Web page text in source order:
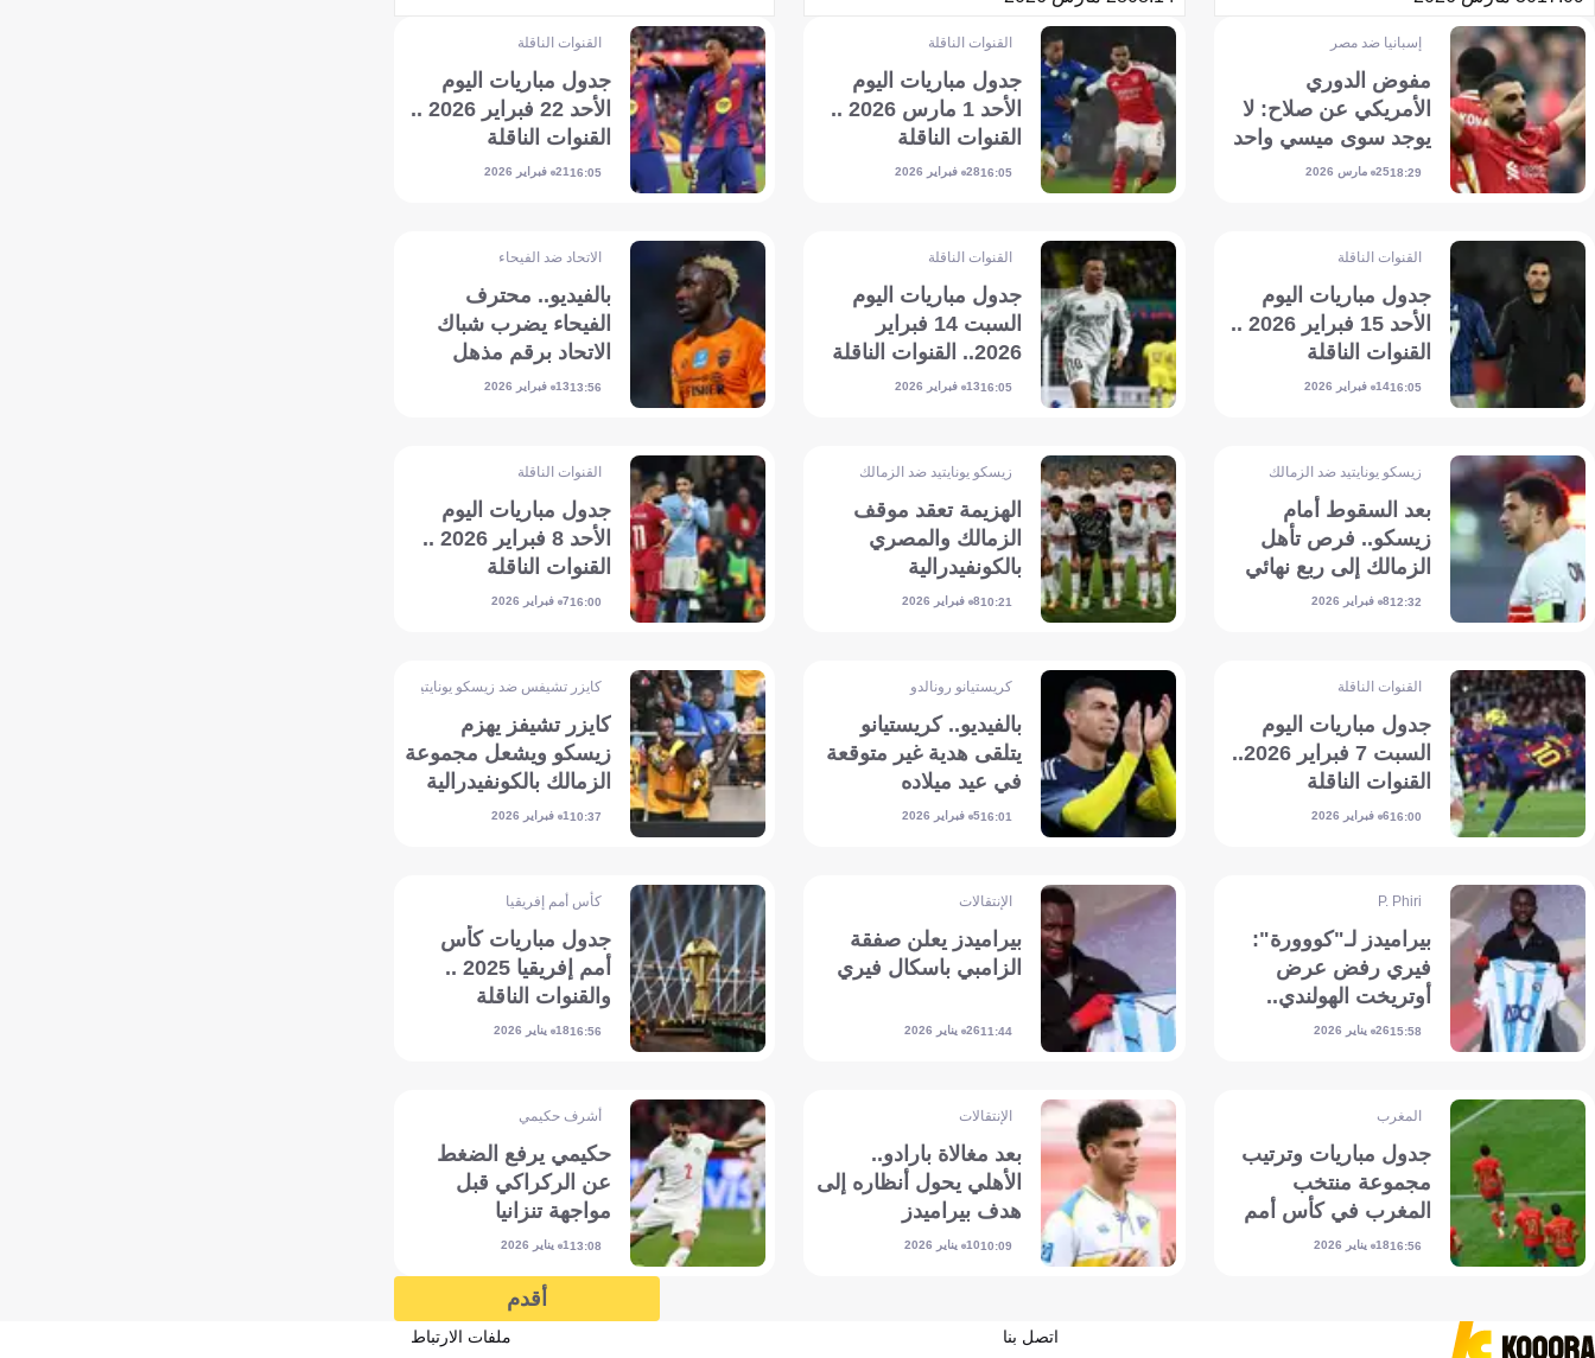
إسبانيا ضد مصر
مفوض الدوري
الأمريكي عن صلاح: لا
يوجد سوى ميسي واحد
18:2925 مارس 2026
القنوات الناقلة
جدول مباريات اليوم
الأحد 1 مارس 2026 ..
القنوات الناقلة
والمعلقين
16:0528 فبراير 2026
القنوات الناقلة
جدول مباريات اليوم
الأحد 22 فبراير 2026 ..
القنوات الناقلة
والمعلقين
16:0521 فبراير 2026
القنوات الناقلة
جدول مباريات اليوم
الأحد 15 فبراير 2026 ..
القنوات الناقلة
والمعلقين
16:0514 فبراير 2026
القنوات الناقلة
جدول مباريات اليوم
السبت 14 فبراير
2026.. القنوات الناقلة
والمعلقين
16:0513 فبراير 2026
الاتحاد ضد الفيحاء
بالفيديو.. محترف
الفيحاء يضرب شباك
الاتحاد برقم مذهل
13:5613 فبراير 2026
زيسكو يونايتيد ضد الزمالك
بعد السقوط أمام
زيسكو.. فرص تأهل
الزمالك إلى ربع نهائي
الكونفيدرالية
12:328 فبراير 2026
زيسكو يونايتيد ضد الزمالك
الهزيمة تعقد موقف
الزمالك والمصري
بالكونفيدرالية
10:218 فبراير 2026
القنوات الناقلة
جدول مباريات اليوم
الأحد 8 فبراير 2026 ..
القنوات الناقلة
والمعلقين
16:007 فبراير 2026
القنوات الناقلة
جدول مباريات اليوم
السبت 7 فبراير 2026..
القنوات الناقلة
والمعلقين
16:006 فبراير 2026
كريستيانو رونالدو
بالفيديو.. كريستيانو
يتلقى هدية غير متوقعة
في عيد ميلاده
16:015 فبراير 2026
كايزر تشيفس ضد زيسكو يونايتيد
كايزر تشيفز يهزم
زيسكو ويشعل مجموعة
الزمالك بالكونفيدرالية
10:371 فبراير 2026
P. Phiri
بيراميدز لـ"كووورة":
فيري رفض عرض
أوتريخت الهولندي..
وننظر للمونديال
15:5826 يناير 2026
الإنتقالات
بيراميدز يعلن صفقة
الزامبي باسكال فيري
11:4426 يناير 2026
كأس أمم إفريقيا
جدول مباريات كأس
أمم إفريقيا 2025 ..
والقنوات الناقلة
16:5618 يناير 2026
المغرب
جدول مباريات وترتيب
مجموعة منتخب
المغرب في كأس أمم
إفريقيا 2025
16:5618 يناير 2026
الإنتقالات
بعد مغالاة بارادو..
الأهلي يحول أنظاره إلى
هدف بيراميدز
10:0910 يناير 2026
أشرف حكيمي
حكيمي يرفع الضغط
عن الركراكي قبل
مواجهة تنزانيا
13:081 يناير 2026
أقدم
اتصل بنا ملفات الارتباط